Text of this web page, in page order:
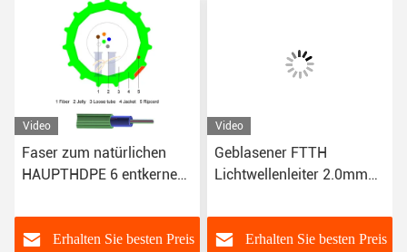
Video
Faser zum natürlichen
HAUPTHDPE 6 entkernen
G.657.A1
Erhalten Sie besten Preis
Video
Geblasener FTTH
Lichtwellenleiter 2.0mm
des Kern-G657A1
Erhalten Sie besten Preis